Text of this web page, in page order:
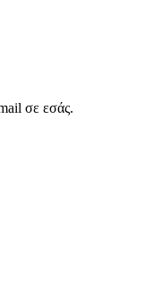
σε εσάς.